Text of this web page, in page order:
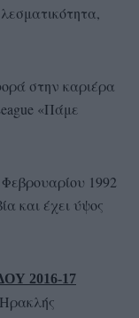
στην καριέρα
«Πάμε
1992
και έχει ύψος
2016-17